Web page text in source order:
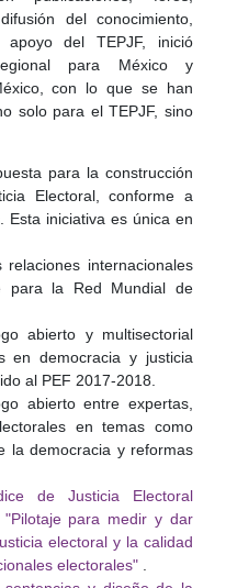
del conocimiento,
del TEPJF, inició
para México y
con lo que se han
solo para el TEPJF, sino
para la construcción
Electoral, conforme a
Esta iniciativa es única en
internacionales
para la Red Mundial de
abierto y multisectorial
en democracia y justicia
al PEF 2017-2018.
abierto entre expertas,
en temas como
la democracia y reformas
de Justicia Electoral
"Pilotaje para medir y dar
electoral y la calidad
electorales"